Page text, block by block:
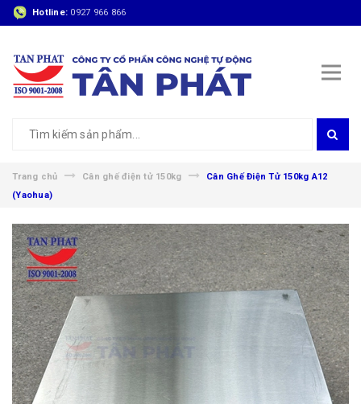
Hotline: 0927 966 866
Trang chủ Cân ghế điện tử 150kg
Cân Ghế Điện Tử 150kg A12
(Yaohua)